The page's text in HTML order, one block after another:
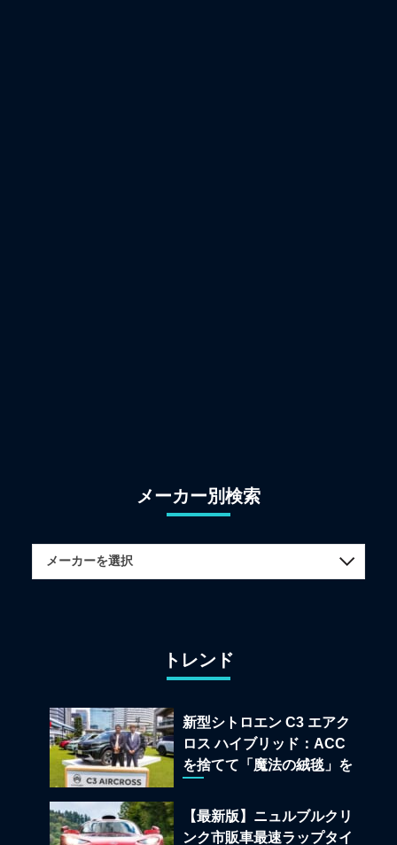
メーカー別検索
トレンド
新型シトロエン C3 エアク
ロス ハイブリッド：ACC
を捨てて「魔法の絨毯」を
児
【最新版】ニュルブルクリ
ンク市販車最速ラップタイ